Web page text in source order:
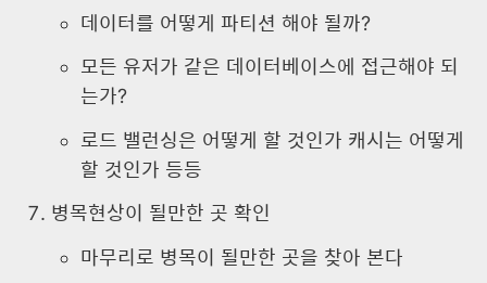
데이터를 어떻게 파티션 해야 될까?
모든 유저가 같은 데이터베이스에 접근해야 되
는가?
로드 밸런싱은 어떻게 할 것인가 캐시는 어떻게
할 것인가 등등
병목현상이 될만한 곳 확인
마무리로 병목이 될만한 곳을 찾아 본다